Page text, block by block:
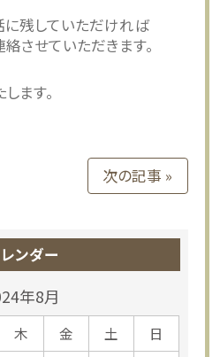
残していただければ
させていただきます。
ます。
次の記事 »
ンダー
年8月
木 金 土 日